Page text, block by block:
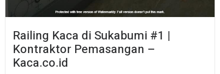
Railing Kaca di Sukabumi #1 |
Kontraktor Pemasangan –
Kaca.co.id